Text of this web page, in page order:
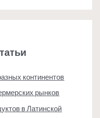
континентов
рынков
в Латинской